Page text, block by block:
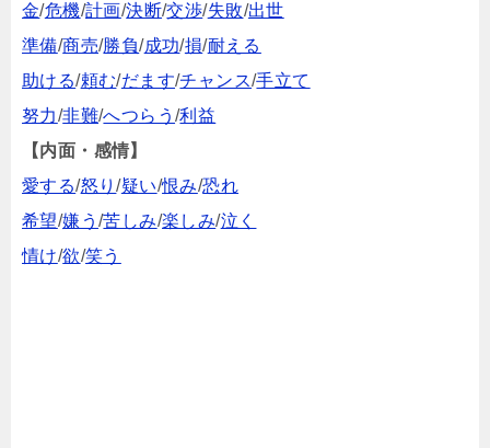
金/危機/計画/決断/交渉/失敗/出世
準備/商売/勝負/成功/損/耐える
助ける/頼む/だます/チャンス/手立て
努力/非難/へつらう/利益
【内面・感情】
愛する/怒り/疑い/恨み/恐れ
希望/嫌う/苦しみ/楽しみ/泣く
情け/欲/笑う